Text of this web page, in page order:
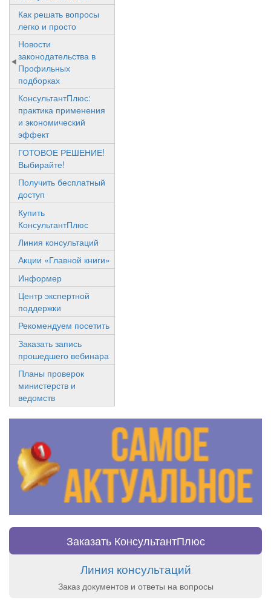
Как решать вопросы
легко и просто
Новости
законодательства в
Профильных
подборках
КонсультантПлюс:
практика применения
и экономический
эффект
ГОТОВОЕ РЕШЕНИЕ!
Выбирайте!
Получить бесплатный
доступ
Купить
КонсультантПлюс
Линия консультаций
Акции «Главной книги»
Информер
Центр экспертной
поддержки
Рекомендуем посетить
Заказать запись
прошедшего вебинара
Планы проверок
министерств и
ведомств
Заказать КонсультантПлюс
Линия консультаций
Заказ документов и ответы на вопросы